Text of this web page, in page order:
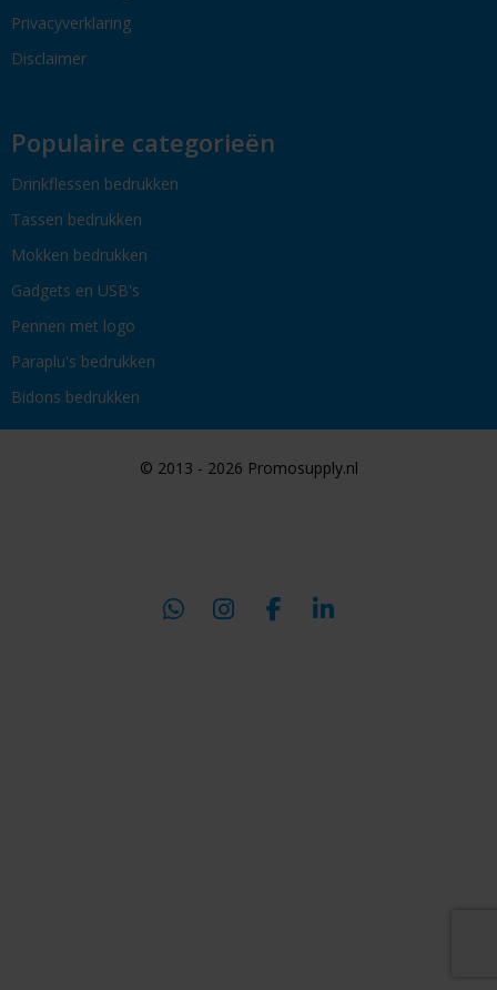
Privacyverklaring
Disclaimer
Populaire categorieën
Drinkflessen bedrukken
Tassen bedrukken
Mokken bedrukken
Gadgets en USB's
Pennen met logo
Paraplu's bedrukken
Bidons bedrukken
© 2013 - 2026 Promosupply.nl